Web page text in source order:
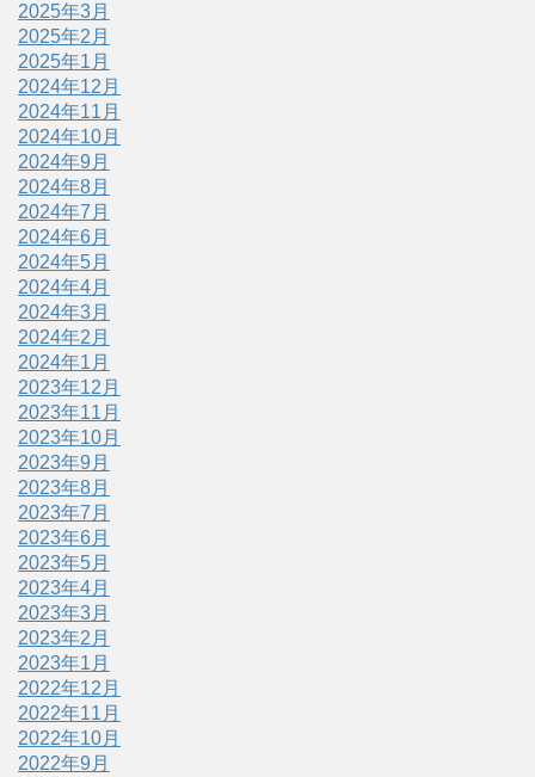
2025年3月
2025年2月
2025年1月
2024年12月
2024年11月
2024年10月
2024年9月
2024年8月
2024年7月
2024年6月
2024年5月
2024年4月
2024年3月
2024年2月
2024年1月
2023年12月
2023年11月
2023年10月
2023年9月
2023年8月
2023年7月
2023年6月
2023年5月
2023年4月
2023年3月
2023年2月
2023年1月
2022年12月
2022年11月
2022年10月
2022年9月